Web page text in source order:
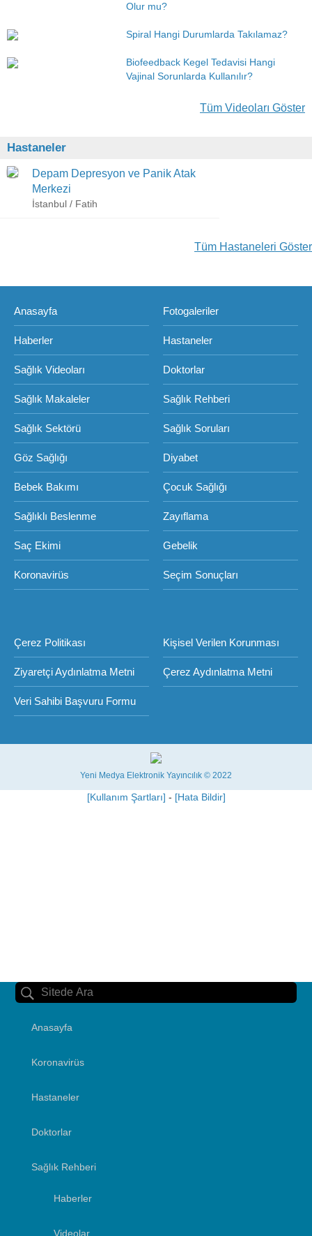
Olur mu?
Spiral Hangi Durumlarda Takılamaz?
Biofeedback Kegel Tedavisi Hangi
Vajinal Sorunlarda Kullanılır?
Tüm Videoları Göster
Hastaneler
Depam Depresyon ve Panik Atak
Merkezi
İstanbul / Fatih
Tüm Hastaneleri Göster
Anasayfa Fotogaleriler
Haberler Hastaneler
Sağlık Videoları Doktorlar
Sağlık Makaleler Sağlık Rehberi
Sağlık Sektörü Sağlık Soruları
Göz Sağlığı Diyabet
Bebek Bakımı Çocuk Sağlığı
Sağlıklı Beslenme Zayıflama
Saç Ekimi Gebelik
Koronavirüs Seçim Sonuçları
Çerez Politikası Kişisel Verilen Korunması
Ziyaretçi Aydınlatma Metni Çerez Aydınlatma Metni
Veri Sahibi Başvuru Formu
Yeni Medya Elektronik Yayıncılık © 2022
[Kullanım Şartları] - [Hata Bildir]
Anasayfa
Koronavirüs
Hastaneler
Doktorlar
Sağlık Rehberi
Haberler
Videolar